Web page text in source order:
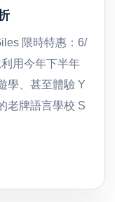
限時特惠：6/
用今年下半年
學、甚至體驗 Y
老牌語言學校 S